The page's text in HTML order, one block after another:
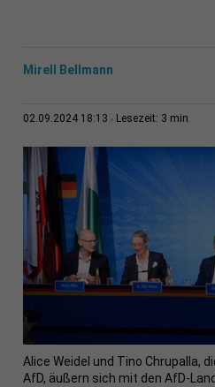
Mirell Bellmann
02.09.2024 18:13 Lesezeit: 3 min
Alice Weidel und Tino Chrupalla,
AfD, äußern sich mit den AfD-